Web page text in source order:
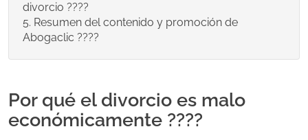
divorcio ????
Resumen del contenido y promoción de
Abogaclic ????
Por qué el divorcio es malo
económicamente ????